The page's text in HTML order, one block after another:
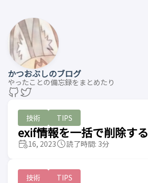
かつおぶしのブログ
やったことの備忘録をまとめたり
技術 TIPS
exif情報を一括で削除する
16, 2023 読了時間: 3分
技術 TIPS